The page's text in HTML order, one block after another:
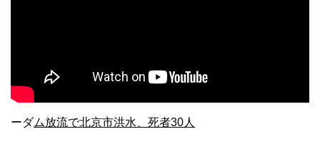
ーダム放流で北京市洪水、死者30人